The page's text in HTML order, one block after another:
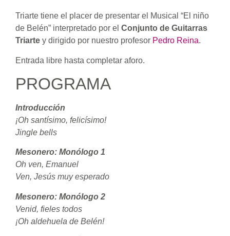
Triarte tiene el placer de presentar el Musical “El niño
de Belén” interpretado por el Conjunto de Guitarras
Triarte y dirigido por nuestro profesor Pedro Reina.
Entrada libre hasta completar aforo.
PROGRAMA
Introducción
¡Oh santísimo, felicísimo!
Jingle bells
Mesonero: Monólogo 1
Oh ven, Emanuel
Ven, Jesús muy esperado
Mesonero: Monólogo 2
Venid, fieles todos
¡Oh aldehuela de Belén!